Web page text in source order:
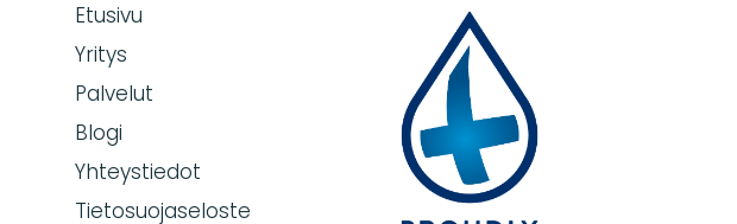
Etusivu
Yritys
Palvelut
Blogi
Yhteystiedot
Tietosuojaseloste